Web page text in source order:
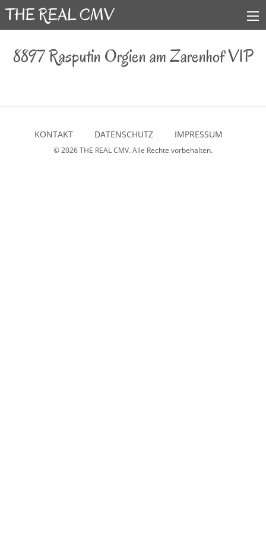
8897 Rasputin Orgien am Zarenhof VIP
KONTAKT DATENSCHUTZ IMPRESSUM
© 2026THE REAL CMV. Alle Rechte vorbehalten.